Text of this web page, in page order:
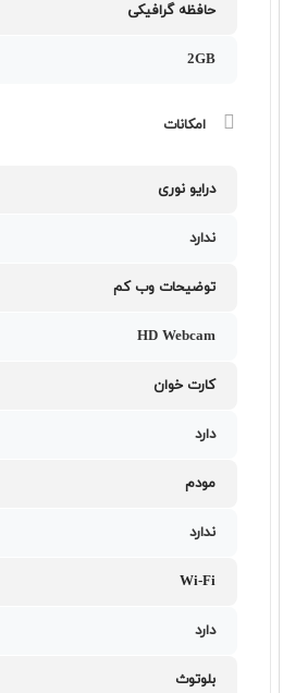
حافظه گرافیکی
2GB
امکانات
درایو نوری
ندارد
توضیحات وب کم
HD Webcam
کارت خوان
دارد
مودم
ندارد
Wi-Fi
دارد
بلوتوث